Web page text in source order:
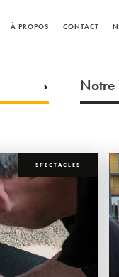
À PROPOS CONTACT
Notre
SPECTACLES